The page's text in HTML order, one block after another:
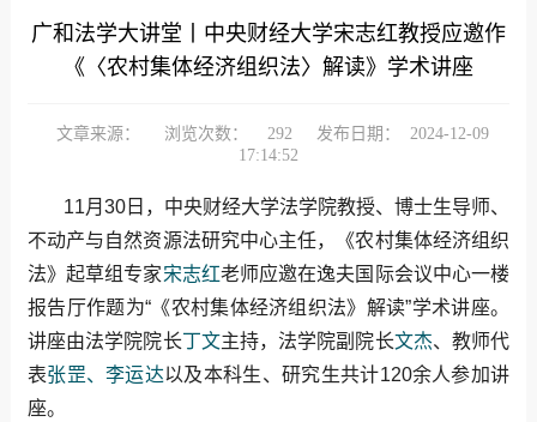
广和法学大讲堂丨中央财经大学宋志红教授应邀作
《〈农村集体经济组织法〉解读》学术讲座
文章来源： 浏览次数： 292 发布日期：
2024-12-09
17:14:52
11月30日，中央财经大学法学院教授、博士生导师、
不动产与自然资源法研究中心主任，《农村集体经济组织
法》起草组专家宋志红老师应邀在逸夫国际会议中心一楼
报告厅作题为“《农村集体经济组织法》解读”学术讲座。
讲座由法学院院长丁文主持，法学院副院长文杰、教师代
表张罡、李运达以及本科生、研究生共计120余人参加讲
座。